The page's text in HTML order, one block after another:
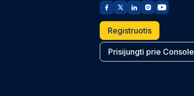
Registruotis
Prisijungti prie Console